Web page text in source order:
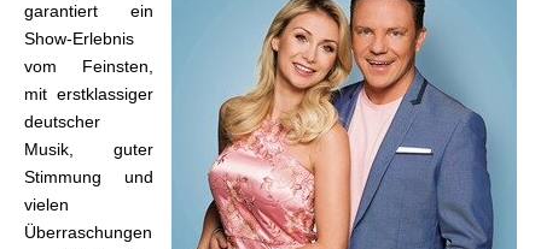
garantiert ein
Show-Erlebnis
vom Feinsten,
mit erstklassiger
deutscher
Musik, guter
Stimmung und
vielen
Überraschungen